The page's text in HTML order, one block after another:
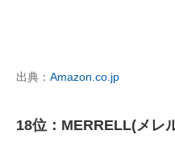
出典： Amazon.co.jp
18位：MERRELL(メレ